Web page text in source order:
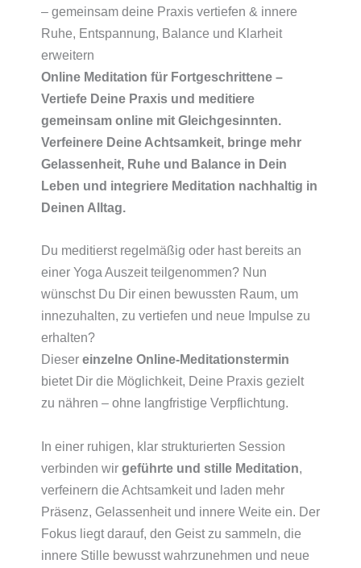
– gemeinsam deine Praxis vertiefen & innere
Ruhe, Entspannung, Balance und Klarheit
erweitern
Online Meditation für Fortgeschrittene –
Vertiefe Deine Praxis und meditiere
gemeinsam online mit Gleichgesinnten.
Verfeinere Deine Achtsamkeit, bringe mehr
Gelassenheit, Ruhe und Balance in Dein
Leben und integriere Meditation nachhaltig in
Deinen Alltag.
Du meditierst regelmäßig oder hast bereits an
einer Yoga Auszeit teilgenommen? Nun
wünschst Du Dir einen bewussten Raum, um
innezuhalten, zu vertiefen und neue Impulse zu
erhalten?
Dieser einzelne Online-Meditationstermin
bietet Dir die Möglichkeit, Deine Praxis gezielt
zu nähren – ohne langfristige Verpflichtung.
In einer ruhigen, klar strukturierten Session
verbinden wir geführte und stille Meditation,
verfeinern die Achtsamkeit und laden mehr
Präsenz, Gelassenheit und innere Weite ein. Der
Fokus liegt darauf, den Geist zu sammeln, die
innere Stille bewusst wahrzunehmen und neue